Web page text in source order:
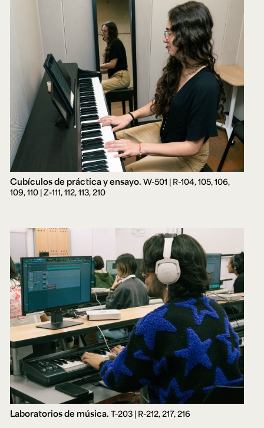
Cubículos de práctica y ensayo. W-501 | R-104, 105, 106,
109, 110 | Z-111, 112, 113, 210
Laboratorios de música. T-203 | R-212, 217, 216